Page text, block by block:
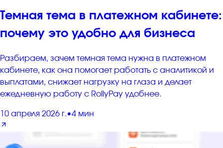
Темная тема в платежном кабинете:
почему это удобно для бизнеса
Разбираем, зачем темная тема нужна в платежном
кабинете, как она помогает работать с аналитикой и
выплатами, снижает нагрузку на глаза и делает
ежедневную работу с RollyPay удобнее.
10 апреля 2026 г.•4 мин